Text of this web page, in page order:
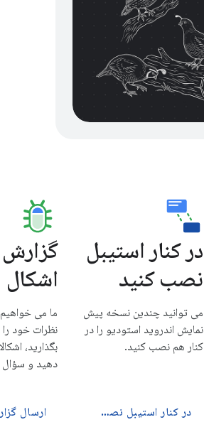
در کنار استیبل
نصب کنید
می توانید چندین نسخه پیش
نمایش اندروید استودیو را در
کنار هم نصب کنید.
در کنار استیبل نصب کنید
اشکال
ما می
نظرات خود را
بگذارید،
دهید و سؤال
ارسال